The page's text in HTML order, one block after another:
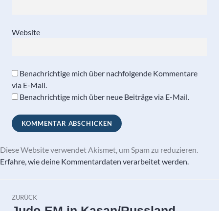
Website
Benachrichtige mich über nachfolgende Kommentare
via E-Mail.
Benachrichtige mich über neue Beiträge via E-Mail.
Diese Website verwendet Akismet, um Spam zu reduzieren.
Erfahre, wie deine Kommentardaten verarbeitet werden.
ZURÜCK
Vorheriger